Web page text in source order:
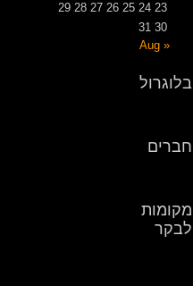
23
24
25
26
27
28
29
30
31
« Aug
בלוגרול
חברים
מקומות
לבקר